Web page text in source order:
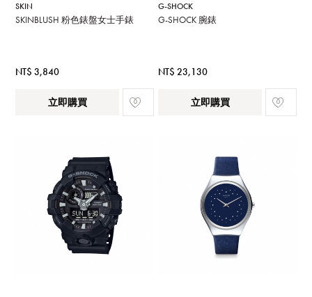
SKIN
SKINBLUSH 粉色錶盤女士手錶
NT$ 3,840
立即購買
G-SHOCK
G-SHOCK 腕錶
NT$ 23,130
立即購買